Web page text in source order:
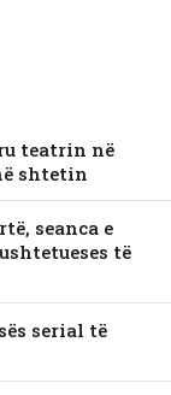
teatrin në
shtetin
seanca e
të
serial të